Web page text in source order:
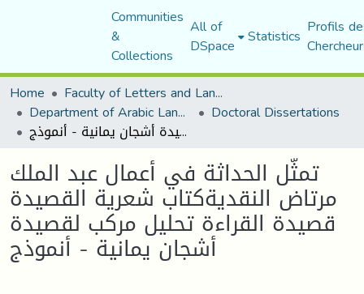
Communities
&
Collections
All of
DSpace Statistics Profils
Home
Faculty of Letters and Languages
Department of Arabic Language and Literature Doctoral Dissertations
تمثّل الحداثة في أعمال عبد الملك مرتاض النقديةكتاب شعرية القصيدة قصيدة القراءة تحليل مركب لقصيدة أشجان يمانية - أنموذج
تمثّل الحداثة في أعمال عبد الملك
مرتاض النقديةكتاب شعرية القصيدة
قصيدة القراءة تحليل مركب لقصيدة
أشجان يمانية - أنموذج